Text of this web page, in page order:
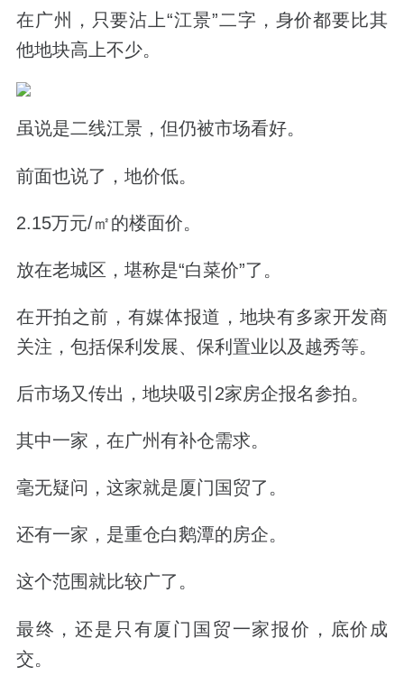
在广州，只要沾上“江景”二字，身价都要比其
他地块高上不少。
虽说是二线江景，但仍被市场看好。
前面也说了，地价低。
2.15万元/㎡的楼面价。
放在老城区，堪称是“白菜价”了。
在开拍之前，有媒体报道，地块有多家开发商
关注，包括保利发展、保利置业以及 越秀等。
后市场又传出，地块吸引2家房企报名参拍。
其中一家，在广州有补仓需求。
毫无疑问，这家就是厦门国贸了。
还有一家，是重仓白鹅潭的房企。
这个范围就比较广了。
最终，还是只有厦门国贸一家报价，底价成
交。